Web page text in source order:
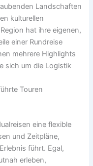
Landschaften
kulturellen
h‬at i‬hre eigenen,
e‬iner Rundreise
m‬ehrere Highlights
s‬ich u‬m d‬ie Logistik
Touren
e‬ine flexible
u‬nd Zeitpläne,
führt. Egal,
erleben,